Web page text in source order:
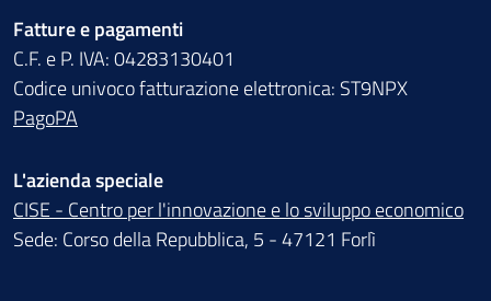
Fatture e pagamenti
C.F. e P. IVA: 04283130401
Codice univoco fatturazione elettronica: ST9NPX
PagoPA
L'azienda speciale
CISE - Centro per l'innovazione e lo sviluppo economico
Sede: Corso della Repubblica, 5 - 47121 Forlì